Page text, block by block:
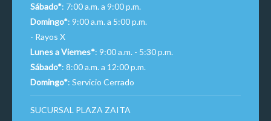
Sábado*: 7:00 a.m. a 9:00 p.m.
Domingo*: 9:00 a.m. a 5:00 p.m.
- Rayos X
Lunes a Viernes*: 9:00 a.m. - 5:30 p.m.
Sábado*: 8:00 a.m. a 12:00 p.m.
Domingo*: Servicio Cerrado
SUCURSAL PLAZA ZAITA